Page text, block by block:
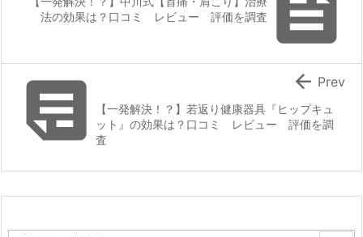
法の効果は？口コミ レビュー 評価を調査

【一発解決！？】若返り健康器具『ヒップキュ
ット』の効果は？口コミ レビュー 評価を調
査
 Prev